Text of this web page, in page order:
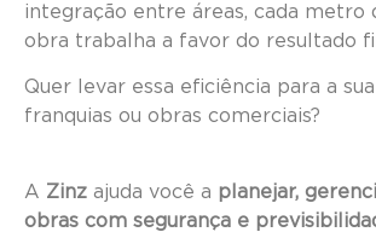
integração entre áreas, cada metro
obra trabalha a favor do resultado
Quer levar essa eficiência para a
franquias ou obras comerciais?
A Zinz ajuda você a planejar,
obras com segurança e